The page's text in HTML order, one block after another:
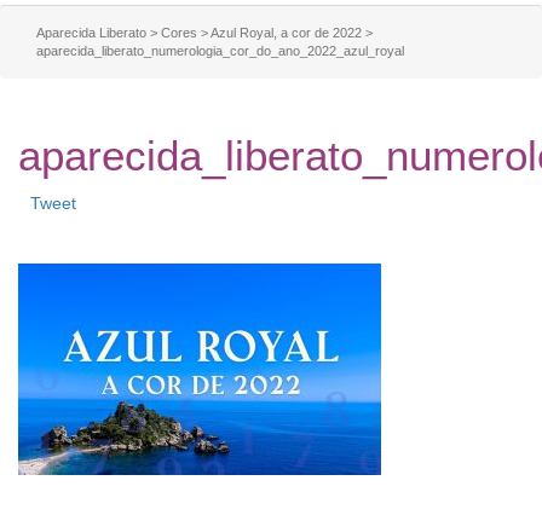
Aparecida Liberato > Cores >Azul Royal, a cor de 2022 >
aparecida_liberato_numerologia_cor_do_ano_2022_azul_royal
Tweet